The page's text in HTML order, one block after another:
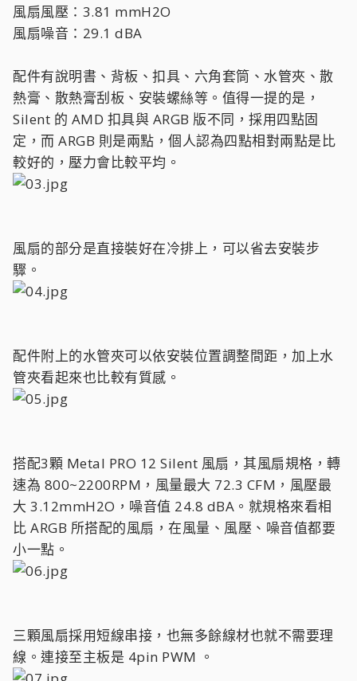
風扇風壓：3.81 mmH2O
風扇噪音：29.1 dBA
配件有說明書、背板、扣具、六角套筒、水管夾、散
熱膏、散熱膏刮板、安裝螺絲等。值得一提的是，
Silent 的 AMD 扣具與 ARGB 版不同，採用四點固
定，而 ARGB 則是兩點，個人認為四點相對兩點是比
較好的，壓力會比較平均。
風扇的部分是直接裝好在冷排上，可以省去安裝步
驟。
配件附上的水管夾可以依安裝位置調整間距，加上水
管夾看起來也比較有質感。
搭配3顆 Metal PRO 12 Silent 風扇，其風扇規格，轉
速為 800~2200RPM，風量最大 72.3 CFM，風壓最
大 3.12mmH2O，噪音值 24.8 dBA。就規格來看相
比 ARGB 所搭配的風扇，在風量、風壓、噪音值都要
小一點。
三顆風扇採用短線串接，也無多餘線材也就不需要理
線。連接至主板是 4pin PWM 。